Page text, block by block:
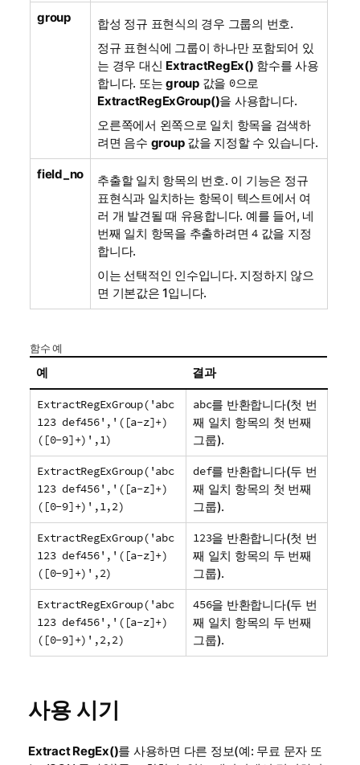
group
합성 정규 표현식의 경우 그룹의 번호.
정규 표현식에 그룹이 하나만 포함되어 있
는 경우 대신 ExtractRegEx() 함수를 사용
합니다. 또는 group값을 0으로
ExtractRegExGroup()을 사용합니다.
오른쪽에서 왼쪽으로 일치 항목을 검색하
려면 음수 group값을 지정할 수 있습니다.
field_no
추출할 일치 항목의 번호. 이 기능은 정규
표현식과 일치하는 항목이 텍스트에서 여
러 개 발견될 때 유용합니다. 예를 들어, 네
번째 일치 항목을 추출하려면 4값을 지정
합니다.
이는 선택적인 인수입니다. 지정하지 않으
면 기본값은1입니다.
함수 예
예 결과
ExtractRegExGroup('abc
123 def456','([a-z]+)
([0-9]+)',1)
abc를 반환합니다(첫 번
째 일치 항목의 첫 번째
그룹).
ExtractRegExGroup('abc
123 def456','([a-z]+)
([0-9]+)',1,2)
def를 반환합니다(두 번
째 일치 항목의 첫 번째
그룹).
ExtractRegExGroup('abc
123 def456','([a-z]+)
([0-9]+)',2)
123을 반환합니다(첫 번
째 일치 항목의 두 번째
그룹).
ExtractRegExGroup('abc
123 def456','([a-z]+)
([0-9]+)',2,2)
456을 반환합니다(두 번
째 일치 항목의 두 번째
그룹).
사용 시기
Extract RegEx()를 사용하면 다른 정보(예: 무료 문자 또